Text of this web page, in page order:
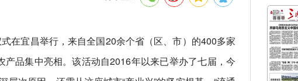
在宜昌举行，来自全国20余个省（区、市）的400多家
品集中亮相。该活动自2016年以来已举办了七届，今